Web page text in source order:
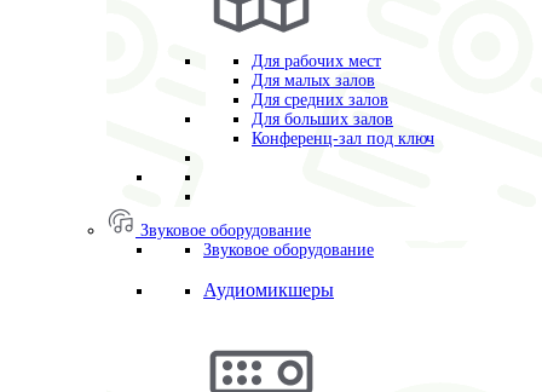
Для рабочих мест
Для малых залов
Для средних залов
Для больших залов
Конференц-зал под ключ
Звуковое оборудование
Звуковое оборудование
Аудиомикшеры